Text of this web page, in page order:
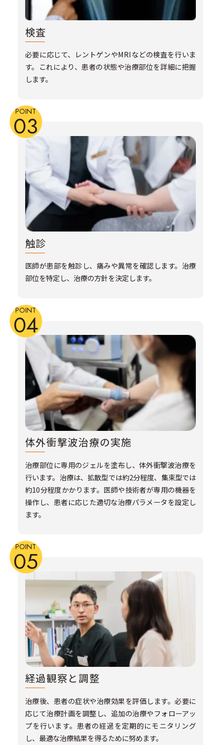
検査
必要に応じて、レントゲンやMRIなどの検査を行いま
す。これにより、患者の状態や治療部位を詳細に把握
します。
POINT
03
触診
医師が患部を触診し、痛みや異常を確認します。治療
部位を特定し、治療の方針を決定します。
POINT
04
体外衝撃波治療の実施
治療部位に専用のジェルを塗布し、体外衝撃波治療を
行います。治療は、拡散型では約2分程度、集束型では
約10分程度かかります。医師や技術者が専用の機器を
操作し、患者に応じた適切な治療パラメータを設定し
ます。
POINT
05
経過観察と調整
治療後、患者の症状や治療効果を評価します。必要に
応じて治療計画を調整し、追加の治療やフォローアッ
プを行います。患者の経過を定期的にモニタリング
し、最適な治療結果を得るために努めます。